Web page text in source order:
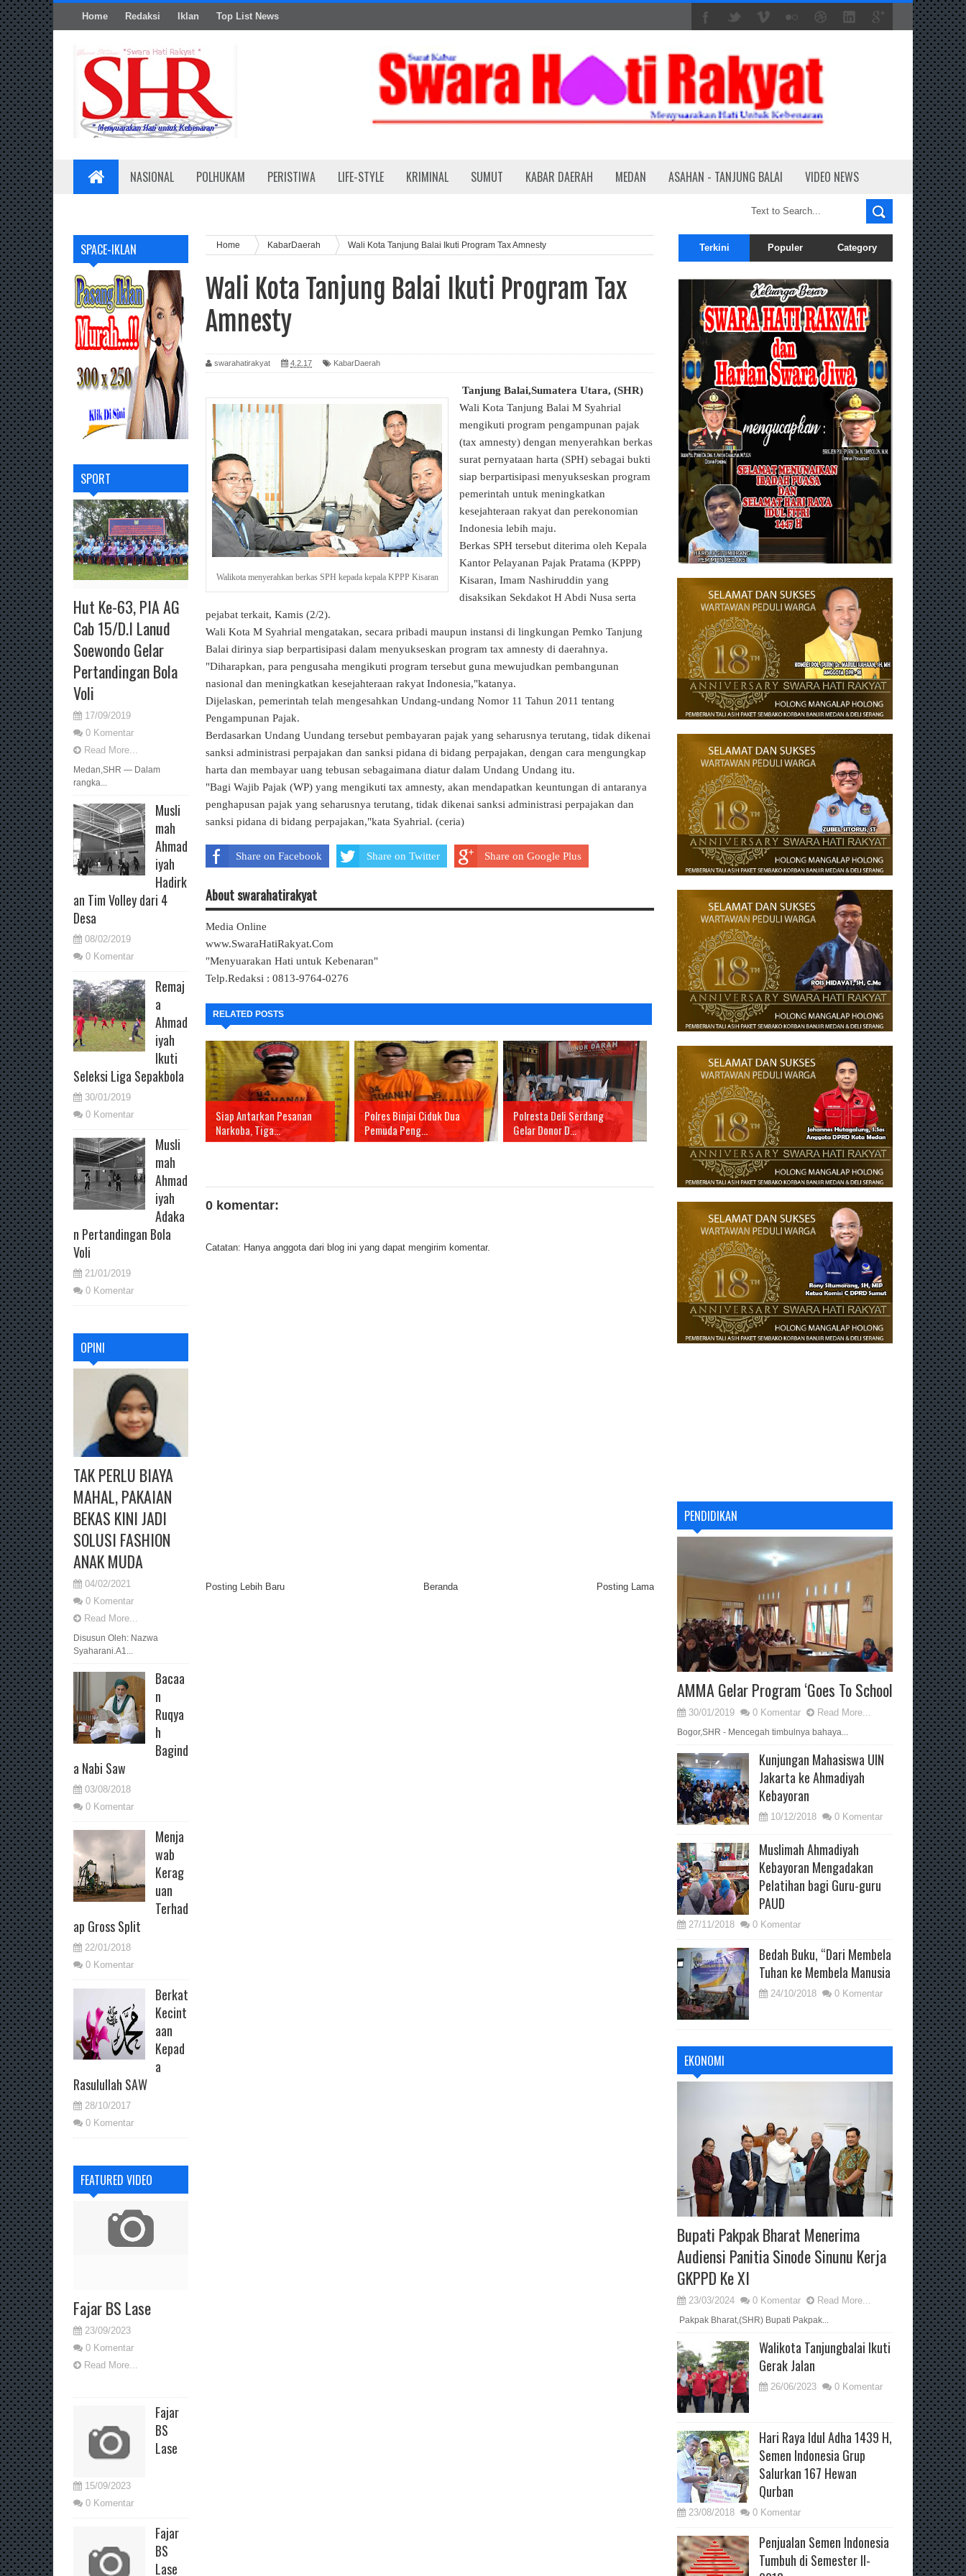
Home Redaksi Iklan Top List News
NASIONAL POLHUKAM PERISTIWA LIFE-STYLE KRIMINAL SUMUT KABAR DAERAH MEDAN ASAHAN - TANJUNG BALAI VIDEO NEWS
SPACE-IKLAN
SPORT
Hut Ke-63, PIA AG
Cab 15/D.I Lanud
Soewondo Gelar
Pertandingan Bola
Voli
17/09/2019
0 Komentar
Read More...
Medan,SHR — Dalam
rangka...
Musli
mah
Ahmad
iyah
Hadirk
an Tim Volley dari 4
Desa
08/02/2019
0 Komentar
Remaj
a
Ahmad
iyah
Ikuti
Seleksi Liga Sepakbola
30/01/2019
0 Komentar
Musli
mah
Ahmad
iyah
Adaka
n Pertandingan Bola
Voli
21/01/2019
0 Komentar
OPINI
TAK PERLU BIAYA
MAHAL, PAKAIAN
BEKAS KINI JADI
SOLUSI FASHION
ANAK MUDA
04/02/2021
0 Komentar
Read More...
Disusun Oleh: Nazwa
Syaharani.A1...
Bacaa
n
Ruqya
h
Bagind
a Nabi Saw
03/08/2018
0 Komentar
Menja
wab
Kerag
uan
Terhad
ap Gross Split
22/01/2018
0 Komentar
Berkat
Kecint
aan
Kepad
a
Rasulullah SAW
28/10/2017
0 Komentar
FEATURED VIDEO
Fajar BS Lase
23/09/2023
0 Komentar
Read More...
Fajar
BS
Lase
15/09/2023
0 Komentar
Fajar
BS
Lase
Home KabarDaerah Wali Kota Tanjung Balai Ikuti Program Tax Amnesty
Wali Kota Tanjung Balai Ikuti Program Tax
Amnesty
swarahatirakyat 4.2.17 KabarDaerah
Walikota menyerahkan berkas SPH kepada kepala KPPP Kisaran
Tanjung Balai,Sumatera Utara, (SHR)
Wali Kota Tanjung Balai M Syahrial
mengikuti program pengampunan pajak
(tax amnesty) dengan menyerahkan berkas
surat pernyataan harta (SPH) sebagai bukti
siap berpartisipasi menyukseskan program
pemerintah untuk meningkatkan
kesejahteraan rakyat dan perekonomian
Indonesia lebih maju.
Berkas SPH tersebut diterima oleh Kepala
Kantor Pelayanan Pajak Pratama (KPPP)
Kisaran, Imam Nashiruddin yang
disaksikan Sekdakot H Abdi Nusa serta
pejabat terkait, Kamis (2/2).
Wali Kota M Syahrial mengatakan, secara pribadi maupun instansi di lingkungan Pemko Tanjung
Balai dirinya siap berpartisipasi dalam menyukseskan program tax amnesty di daerahnya.
"Diharapkan, para pengusaha mengikuti program tersebut guna mewujudkan pembangunan
nasional dan meningkatkan kesejahteraan rakyat Indonesia,"katanya.
Dijelaskan, pemerintah telah mengesahkan Undang-undang Nomor 11 Tahun 2011 tentang
Pengampunan Pajak.
Berdasarkan Undang Uundang tersebut pembayaran pajak yang seharusnya terutang, tidak dikenai
sanksi administrasi perpajakan dan sanksi pidana di bidang perpajakan, dengan cara mengungkap
harta dan membayar uang tebusan sebagaimana diatur dalam Undang Undang itu.
"Bagi Wajib Pajak (WP) yang mengikuti tax amnesty, akan mendapatkan keuntungan di antaranya
penghapusan pajak yang seharusnya terutang, tidak dikenai sanksi administrasi perpajakan dan
sanksi pidana di bidang perpajakan,"kata Syahrial. (ceria)
Share on Facebook Share on Twitter Share on Google Plus
About swarahatirakyat
Media Online
www.SwaraHatiRakyat.Com
"Menyuarakan Hati untuk Kebenaran"
Telp.Redaksi : 0813-9764-0276
RELATED POSTS
Siap Antarkan Pesanan
Narkoba, Tiga...
Polres Binjai Ciduk Dua
Pemuda Peng...
Polresta Deli Serdang
Gelar Donor D...
0 komentar:
Catatan: Hanya anggota dari blog ini yang dapat mengirim komentar.
Posting Lebih Baru Posting Lama
Beranda
Terkini Populer Category
PENDIDIKAN
AMMA Gelar Program ‘Goes To School
30/01/2019 0 Komentar Read More...
Bogor,SHR - Mencegah timbulnya bahaya...
Kunjungan Mahasiswa UIN
Jakarta ke Ahmadiyah
Kebayoran
10/12/2018 0 Komentar
Muslimah Ahmadiyah
Kebayoran Mengadakan
Pelatihan bagi Guru-guru
PAUD
27/11/2018 0 Komentar
Bedah Buku, “Dari Membela
Tuhan ke Membela Manusia
24/10/2018 0 Komentar
EKONOMI
Bupati Pakpak Bharat Menerima
Audiensi Panitia Sinode Sinunu Kerja
GKPPD Ke XI
23/03/2024 0 Komentar Read More...
Pakpak Bharat,(SHR) Bupati Pakpak...
Walikota Tanjungbalai Ikuti
Gerak Jalan
26/06/2023 0 Komentar
Hari Raya Idul Adha 1439 H,
Semen Indonesia Grup
Salurkan 167 Hewan
Qurban
23/08/2018 0 Komentar
Penjualan Semen Indonesia
Tumbuh di Semester II-